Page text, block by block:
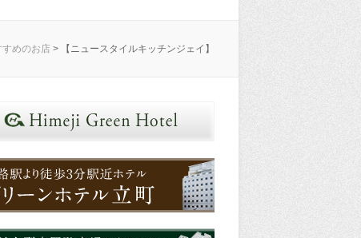
めのお店 > 【ニュースタイルキッチンジェイ】